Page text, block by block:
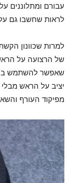
עבורם ומתלוננים
לראות שחשבו גם
למרות שכוונון
של הרצועה על
שאפשר להשתמש
יציב על הראש
מפיקוד העורף